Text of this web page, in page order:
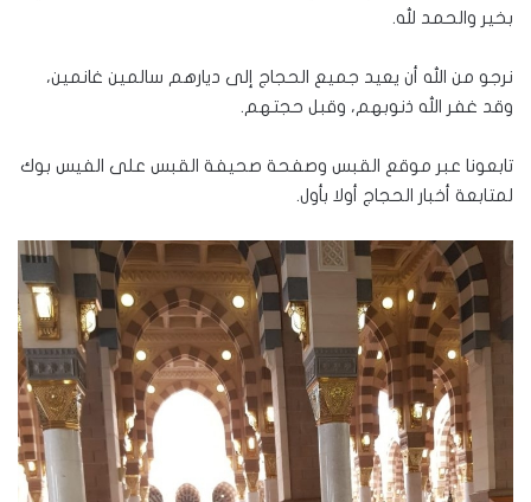
بخير والحمد لله.
نرجو من الله أن يعيد جميع الحجاج إلى ديارهم سالمين غانمين،
وقد غفر الله ذنوبهم، وقبل حجتهم.
تابعونا عبر موقع القبس وصفحة صحيفة القبس على الفيس بوك
لمتابعة أخبار الحجاج أولا بأول.